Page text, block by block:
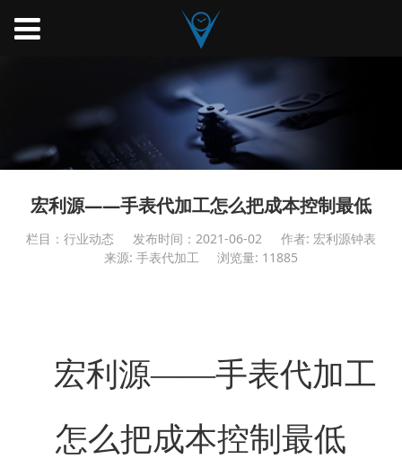
宏利源——手表代加工怎么把成本控制最低
栏目：行业动态 发布时间：2021-06-02
作者: 宏利源钟表
来源: 手表代加工
浏览量: 11885
宏利源——手表代加工
怎么把成本控制最低